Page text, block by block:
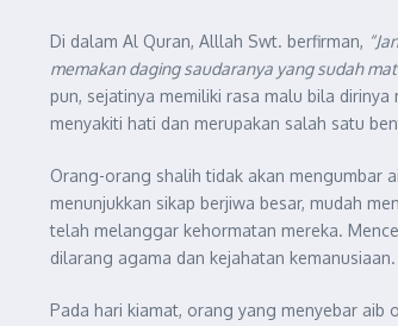
Di dalam Al Quran, Alllah Swt. berfirman,
memakan daging saudaranya yang sudah
pun, sejatinya memiliki rasa malu bila
menyakiti hati dan merupakan salah satu
Orang-orang shalih tidak akan mengumbar
menunjukkan sikap berjiwa besar, mudah
telah melanggar kehormatan mereka.
dilarang agama dan kejahatan kemanusiaan.
Pada hari kiamat, orang yang menyebar aib